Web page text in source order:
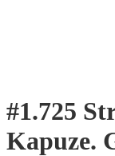
#1.725
Kapuze.